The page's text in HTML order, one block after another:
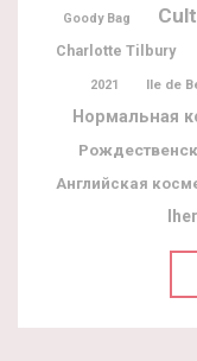
Goody Bag
Charlotte Tilbury
2021 Ile de
Нормальная
Английская